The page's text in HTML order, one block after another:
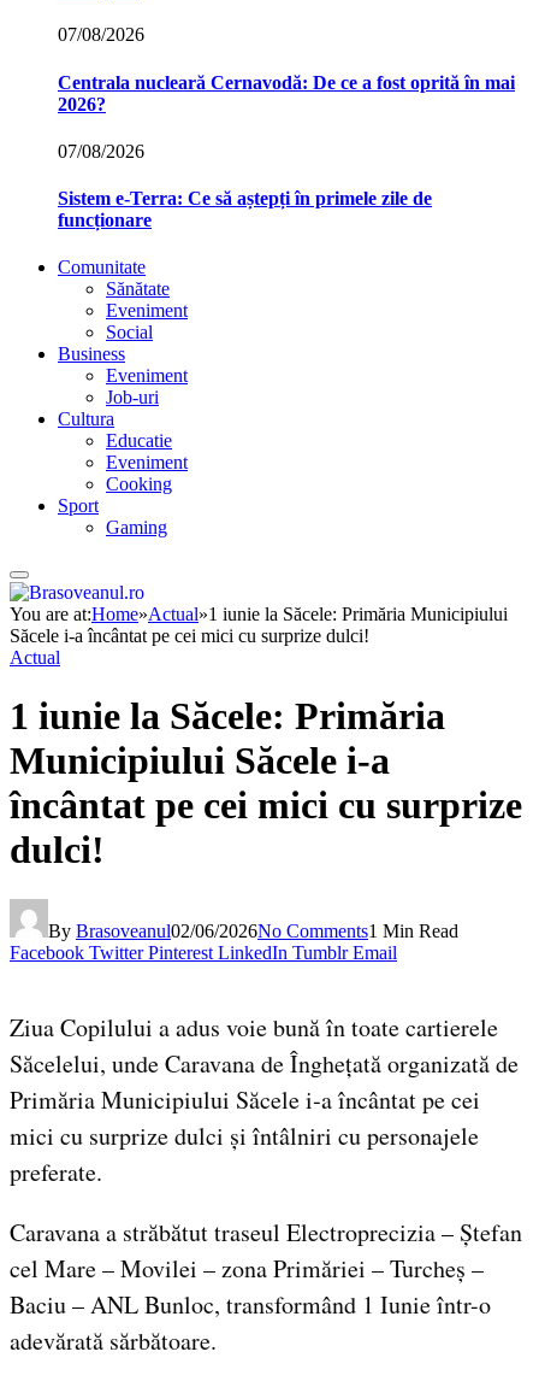
07/08/2026
Centrala nucleară Cernavodă: De ce a fost oprită în mai
2026?
07/08/2026
Sistem e-Terra: Ce să aștepți în primele zile de
funcționare
Comunitate
Sănătate
Eveniment
Social
Business
Eveniment
Job-uri
Cultura
Educatie
Eveniment
Cooking
Sport
Gaming
You are at:Home»Actual»1 iunie la Săcele: Primăria Municipiului
Săcele i‑a încântat pe cei mici cu surprize dulci!
Actual
1 iunie la Săcele: Primăria
Municipiului Săcele i‑a
încântat pe cei mici cu surprize
dulci!
By Brasoveanul02/06/2026No Comments1 Min Read
Facebook Twitter Pinterest LinkedIn Tumblr Email
Ziua Copilului a adus voie bună în toate cartierele
Săcelelui, unde Caravana de Înghețată organizată de
Primăria Municipiului Săcele i‑a încântat pe cei
mici cu surprize dulci și întâlniri cu personajele
preferate.
Caravana a străbătut traseul Electroprecizia – Ștefan
cel Mare – Movilei – zona Primăriei – Turcheș –
Baciu – ANL Bunloc, transformând 1 Iunie într-o
adevărată sărbătoare.